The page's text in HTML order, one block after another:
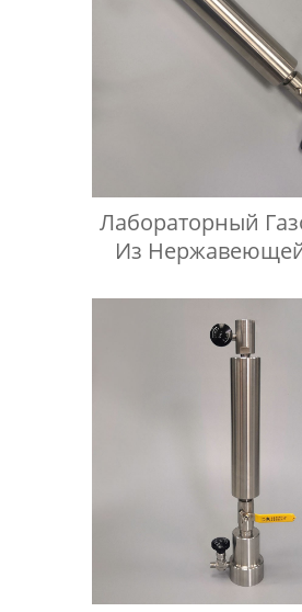
Лабораторный
Из